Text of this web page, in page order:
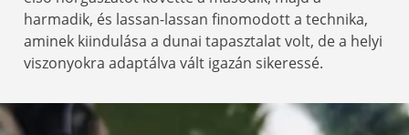
harmadik, és lassan-lassan finomodott a technika,
aminek kiindulása a dunai tapasztalat volt, de a helyi
viszonyokra adaptálva vált igazán sikeressé.